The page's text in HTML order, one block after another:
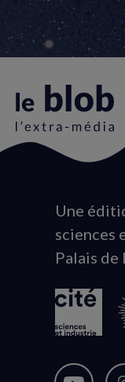
Animation
du
logo
Une
sciences
Palais